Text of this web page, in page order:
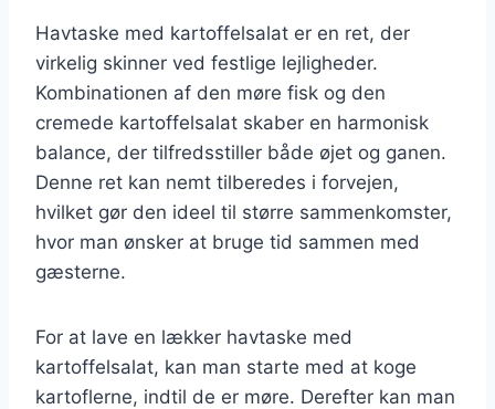
Havtaske med kartoffelsalat er en ret, der
virkelig skinner ved festlige lejligheder.
Kombinationen af den møre fisk og den
cremede kartoffelsalat skaber en harmonisk
balance, der tilfredsstiller både øjet og ganen.
Denne ret kan nemt tilberedes i forvejen,
hvilket gør den ideel til større sammenkomster,
hvor man ønsker at bruge tid sammen med
gæsterne.
For at lave en lækker havtaske med
kartoffelsalat, kan man starte med at koge
kartoflerne, indtil de er møre. Derefter kan man